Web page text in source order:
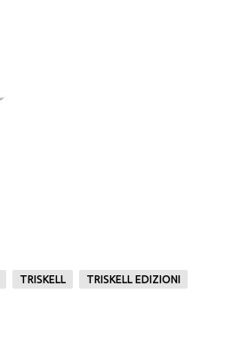
TRISKELL TRISKELL EDIZIONI